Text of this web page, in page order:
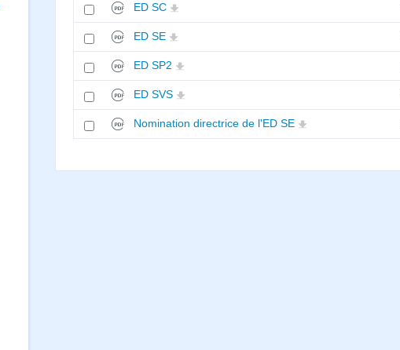
ED SC
ED SE
ED SP2
ED SVS
Nomination directrice de l'ED SE